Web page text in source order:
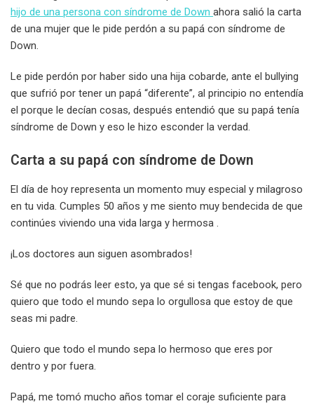
hijo de una persona con síndrome de Down ahora salió la carta
de una mujer que le pide perdón a su papá con síndrome de
Down.
Le pide perdón por haber sido una hija cobarde, ante el bullying
que sufrió por tener un papá “diferente”, al principio no entendía
el porque le decían cosas, después entendió que su papá tenía
síndrome de Down y eso le hizo esconder la verdad.
Carta a su papá con síndrome de Down
El día de hoy representa un momento muy especial y milagroso
en tu vida. Cumples 50 años y me siento muy bendecida de que
continúes viviendo una vida larga y hermosa .
¡Los doctores aun siguen asombrados!
Sé que no podrás leer esto, ya que sé si tengas facebook, pero
quiero que todo el mundo sepa lo orgullosa que estoy de que
seas mi padre.
Quiero que todo el mundo sepa lo hermoso que eres por
dentro y por fuera.
Papá, me tomó mucho años tomar el coraje suficiente para